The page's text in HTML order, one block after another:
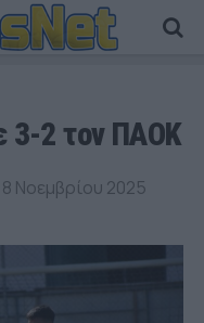
3-2 τον ΠΑΟΚ
8 Νοεμβρίου 2025